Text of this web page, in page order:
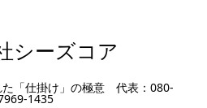
シーズコア
た「仕掛け」の極意 代表：080-
1435